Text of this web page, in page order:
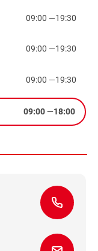
09:00 —19:30
09:00 —19:30
09:00 —19:30
09:00—18:00